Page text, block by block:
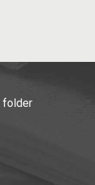
folder